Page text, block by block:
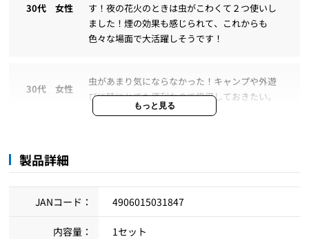
30代 女性
す！夜の花火のときは虫がこわくて２つ使いし
ました！煙の効果も感じられて、これからも
色々な場面で大活躍しそうです！
30代 女性
虫があまり気にならなかった！キャンプや外遊
びに時にとても便利なので常備しておきたい。
30代 男性
敵な商品をありがとうございます。
速周りにおすすめしました。
もっと見る
製品詳細
JANコード： 4906015031847
内容量： 1セット